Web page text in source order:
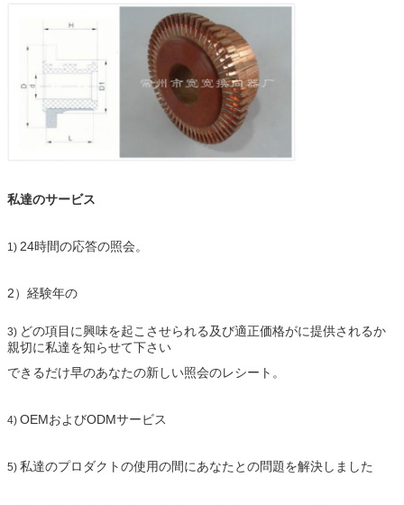
私達のサービス
1) 24時間の応答の照会。
2）経験年の
3) どの項目に興味を起こさせられる及び適正価格がに提供されるか
親切に私達を知らせて下さい
できるだけ早のあなたの新しい照会のレシート。
4) OEMおよびODMサービス
5) 私達のプロダクトの使用の間にあなたとの問題を解決しました